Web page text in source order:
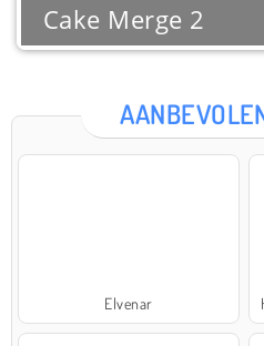
Elvenar
Cake Merge 2